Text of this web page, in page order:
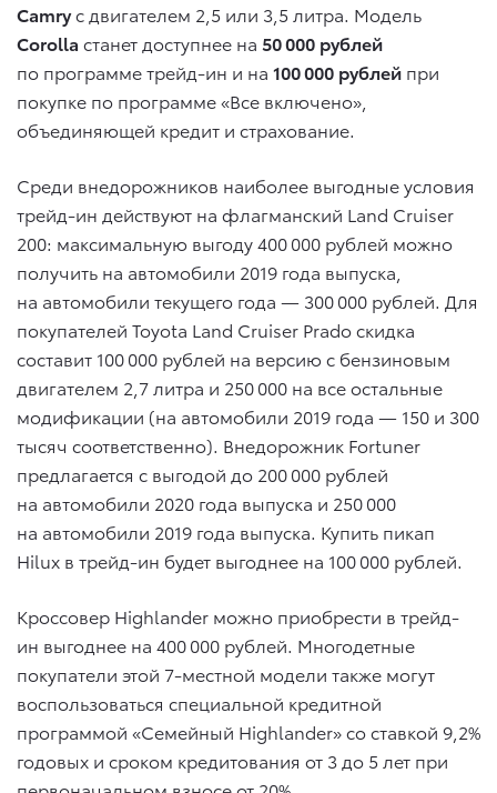
Camryс двигателем 2,5 или 3,5 литра. Модель
Corolla станет доступнее на 50 000 рублей
по программе трейд-ин и на 100 000 рублей при
покупке по программе «Все включено»,
объединяющей кредит и страхование.
Среди внедорожников наиболее выгодные условия
трейд-ин действуют на флагманский Land Cruiser
200: максимальную выгоду 400 000 рублей можно
получить на автомобили 2019 года выпуска,
на автомобили текущего года — 300 000 рублей. Для
покупателей Toyota Land Cruiser Prado скидка
составит 100 000 рублей на версию с бензиновым
двигателем 2,7 литра и 250 000 на все остальные
модификации (на автомобили 2019 года — 150 и 300
тысяч соответственно). Внедорожник Fortuner
предлагается с выгодой до 200 000 рублей
на автомобили 2020 года выпуска и 250 000
на автомобили 2019 года выпуска. Купить пикап
Hilux в трейд-ин будет выгоднее на 100 000 рублей.
Кроссовер Highlander можно приобрести в трейд-
ин выгоднее на 400 000 рублей. Многодетные
покупатели этой 7-местной модели также могут
воспользоваться специальной кредитной
программой «Семейный Highlander» со ставкой 9,2%
годовых и сроком кредитования от 3 до 5 лет при